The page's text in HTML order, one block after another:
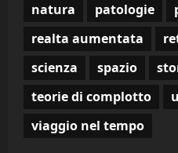
natura
patologie
realta aumentata
scienza
spazio
teorie di complotto
viaggio nel tempo